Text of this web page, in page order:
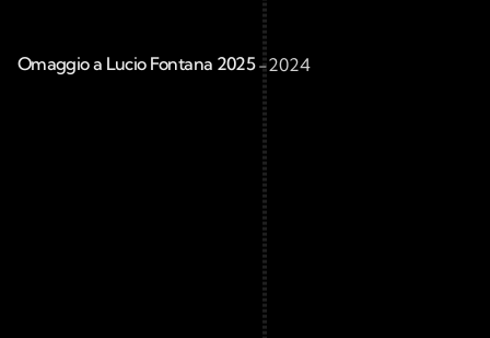
Omaggio a Lucio Fontana 2025 -2024